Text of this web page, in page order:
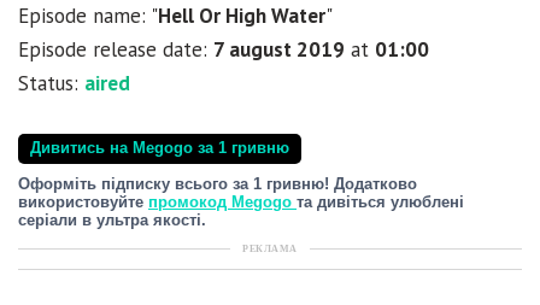
Episode name: "Hell Or High Water"
Episode release date: 7 august 2019 at 01:00
Status: aired
Дивитись на Megogo за 1 гривню
Оформіть підписку всього за 1 гривню! Додатково
використовуйте промокод Megogo та дивіться улюблені
серіали в ультра якості.
РЕКЛАМА